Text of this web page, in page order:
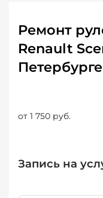
Ремонт
Renault
Петербурге
от 1 750 руб.
Запись на